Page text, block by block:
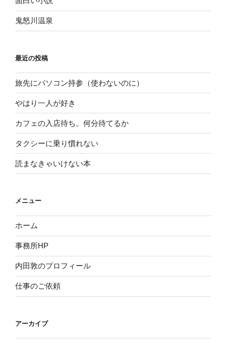
鬼怒川温泉
最近の投稿
旅先にパソコン持参（使わないのに）
やはり一人が好き
カフェの入店待ち。何分待てるか
タクシーに乗り慣れない
読まなきゃいけない本
メニュー
ホーム
事務所HP
内田敦のプロフィール
仕事のご依頼
アーカイブ